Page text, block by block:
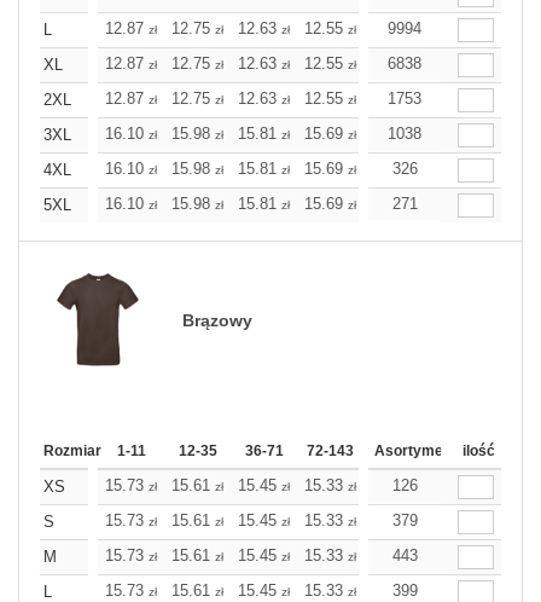
L
12.87 zł 12.75 zł 12.63 zł 12.55 zł 12.43zł
9994
XL
12.87 zł 12.75 zł 12.63 zł 12.55 zł 12.43zł
6838
2XL
12.87 zł 12.75 zł 12.63 zł 12.55 zł 12.43zł
1753
3XL
16.10 zł 15.98 zł 15.81 zł 15.69 zł 15.53zł
1038
4XL
16.10 zł 15.98 zł 15.81 zł 15.69 zł 15.53zł
326
5XL
16.10 zł 15.98 zł 15.81 zł 15.69 zł 15.53
271
Brązowy
Rozmiar 1-11 12-35 36-71 72-143 144-287 288 Dodaj
Asortyment ilość
XS 15.73 zł 15.61 zł 15.45 zł 15.33 zł 15.21zł
126
S
15.73 zł 15.61 zł 15.45 zł 15.33 zł 15.21zł
379
M
15.73 zł 15.61 zł 15.45 zł 15.33 zł 15.21zł
443
L
15.73 zł 15.61 zł 15.45 zł 15.33 zł 15.21zł
399